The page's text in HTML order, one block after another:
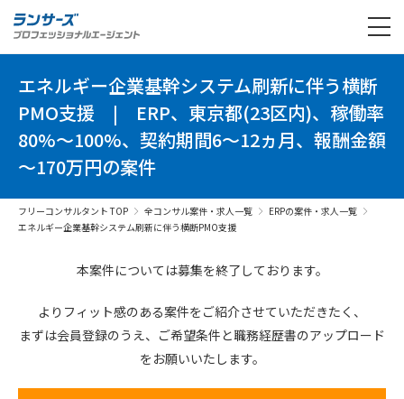
エネルギー企業基幹システム刷新に伴う横断
PMO支援 | ERP、東京都(23区内)、稼働率
80%～100%、契約期間6～12ヵ月、報酬金額
～170万円の案件
フリーコンサルタント TOP 全コンサル案件・求人一覧
ERPの案件・求人一覧
エネルギー企業基幹システム刷新に伴う横断PMO支援
本案件については募集を終了しております。
よりフィット感のある案件をご紹介させていただきたく、
まずは会員登録のうえ、 ご希望条件と職務経歴書のアップロード
をお願いいたします。